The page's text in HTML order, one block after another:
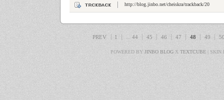
http://blog.jinbo.net/cheiskra/trackback/20
PREV 1 44 45 46 47 48 49
POWERED BY JINBO BLOG X TEXTCUBE | SKIN